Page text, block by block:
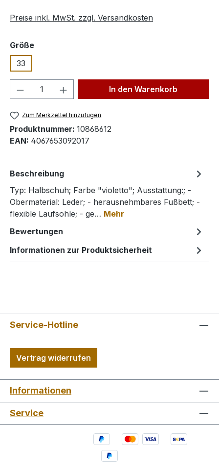
Preise inkl. MwSt. zzgl. Versandkosten
Größeauswählen
33
Produkt Anzahl: Gib denIn den Warenkorb
Zum Merkzettel hinzufügen
Produktnummer: 10868612
EAN: 4067653092017
Beschreibung
Typ: Halbschuh; Farbe "violetto"; Ausstattung:; -
Obermaterial: Leder; - herausnehmbares Fußbett; -
flexible Laufsohle; - ge… Mehr
Bewertungen
Informationen zur Produktsicherheit
Service-Hotline
Vertrag widerrufen
Informationen
Service